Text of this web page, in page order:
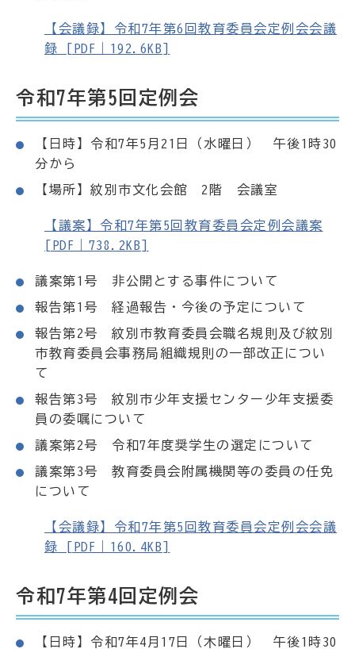
【会議録】令和7年第6回教育委員会定例会会議
録 [PDF｜192.6KB]
令和7年第5回定例会
【日時】令和7年5月21日（水曜日） 午後1時30
分から
【場所】紋別市文化会館 2階 会議室
【議案】令和7年第5回教育委員会定例会議案
[PDF｜738.2KB]
議案第1号 非公開とする事件について
報告第1号 経過報告・今後の予定について
報告第2号 紋別市教育委員会職名規則及び紋別
市教育委員会事務局組織規則の一部改正につい
て
報告第3号 紋別市少年支援センター少年支援委
員の委嘱について
議案第2号 令和7年度奨学生の選定について
議案第3号 教育委員会附属機関等の委員の任免
について
【会議録】令和7年第5回教育委員会定例会会議
録 [PDF｜160.4KB]
令和7年第4回定例会
【日時】令和7年4月17日（木曜日） 午後1時30